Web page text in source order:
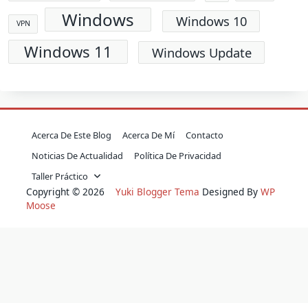
VPN Windows Windows 10
Windows 11 Windows Update
Acerca De Este Blog Acerca De Mí
Contacto
Noticias De Actualidad
Política De Privacidad
Taller Práctico
Copyright © 2026 Yuki Blogger Tema Designed By WP
Moose